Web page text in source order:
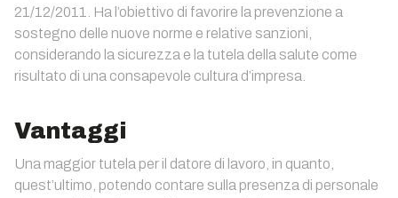
21/12/2011. Ha l’obiettivo di favorire la prevenzione a
sostegno delle nuove norme e relative sanzioni,
considerando la sicurezza e la tutela della salute come
risultato di una consapevole cultura d’impresa.
Vantaggi
Una maggior tutela per il datore di lavoro, in quanto,
quest’ultimo, potendo contare sulla presenza di personale